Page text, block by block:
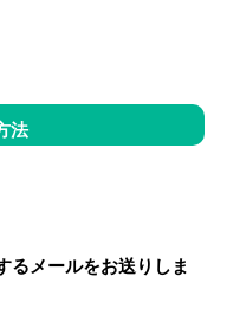
法
るメールをお送りしま